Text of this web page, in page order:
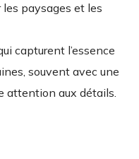
paysages et les
capturent l’essence
souvent avec une
attention aux détails.